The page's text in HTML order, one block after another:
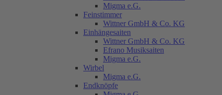
Migma e.G.
Feinstimmer
Wittner GmbH & Co. KG
Einhängesaiten
Wittner GmbH & Co. KG
Efrano Musiksaiten
Migma e.G.
Wirbel
Migma e.G.
Endknöpfe